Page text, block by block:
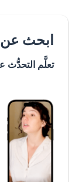
ابحث عن
تعلَّم التحدُّث